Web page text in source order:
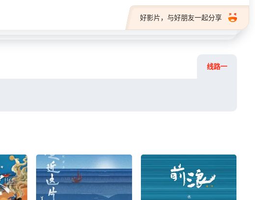
好影片，与好朋友一起分享
线路一